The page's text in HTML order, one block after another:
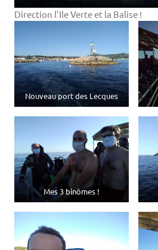
Direction l’Ile Verte et la Balise !
Nouveau port des Lecques
Mes 3 binômes !